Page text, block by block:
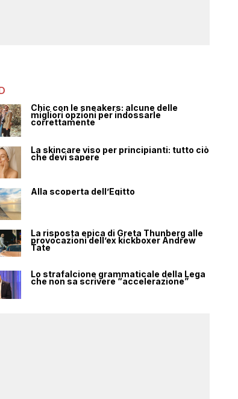
Chic con le sneakers: alcune delle
migliori opzioni per indossarle
correttamente
La skincare viso per principianti: tutto ciò
che devi sapere
Alla scoperta dell’Egitto
La risposta epica di Greta Thunberg alle
provocazioni dell’ex kickboxer Andrew
Tate
Lo strafalcione grammaticale della Lega
che non sa scrivere “accelerazione”